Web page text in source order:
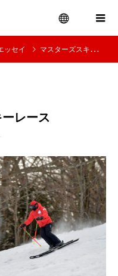
menu
ッセイ マスターズスキーレース
レース